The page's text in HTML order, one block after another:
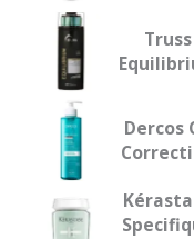
Truss
Dercos